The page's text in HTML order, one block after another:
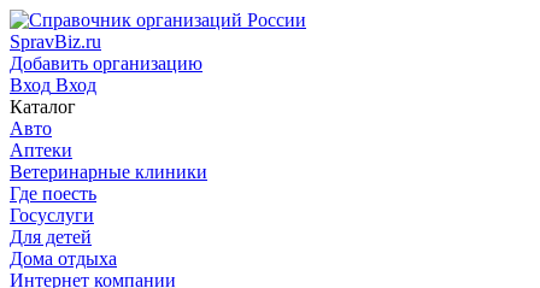
SpravBiz.ru
Добавить организацию
Вход Вход
Каталог
Авто
Аптеки
Ветеринарные клиники
Где поесть
Госуслуги
Для детей
Дома отдыха
Интернет компании